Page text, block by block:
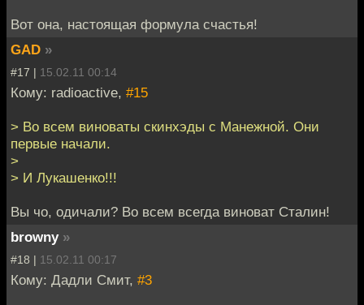
Вот она, настоящая формула счастья!
GAD »
#17 | 15.02.11 00:14
Кому: radioactive, #15
> Во всем виноваты скинхэды с Манежной. Они
первые начали.
>
> И Лукашенко!!!
Вы чо, одичали? Во всем всегда виноват Сталин!
browny »
#18 | 15.02.11 00:17
Кому: Дадли Смит, #3